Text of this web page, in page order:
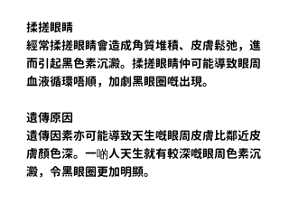
揉搓眼睛
經常揉搓眼睛會造成角質堆積、皮膚鬆弛，進
而引起黑色素沉澱。揉搓眼睛仲可能導致眼周
血液循環唔順，加劇黑眼圈嘅出現。
遺傳原因
遺傳因素亦可能導致天生嘅眼周皮膚比鄰近皮
膚顏色深。一啲人天生就有較深嘅眼周色素沉
澱，令黑眼圈更加明顯。